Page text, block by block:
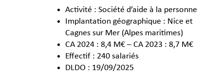
Activité : Société d’aide à la personne
Implantation géographique : Nice et
Cagnes sur Mer (Alpes maritimes)
CA 2024 : 8,4 M€ – CA 2023 : 8,7 M€
Effectif : 240 salariés
DLDO : 19/09/2025